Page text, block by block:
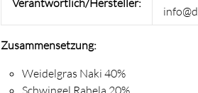
Zusammensetzung:
Weidelgras Naki 40%
Schwingel Rahela 20%